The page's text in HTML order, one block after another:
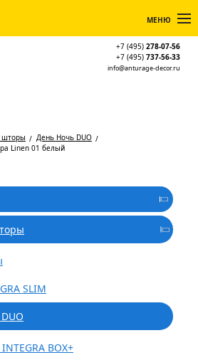
МЕНЮ
+7 (495) 278-07-56
+7 (495) 737-56-33
info@anturage-decor.ru
шторы
День Ночь DUO
Linen 01 белый
SLIM
BOX+